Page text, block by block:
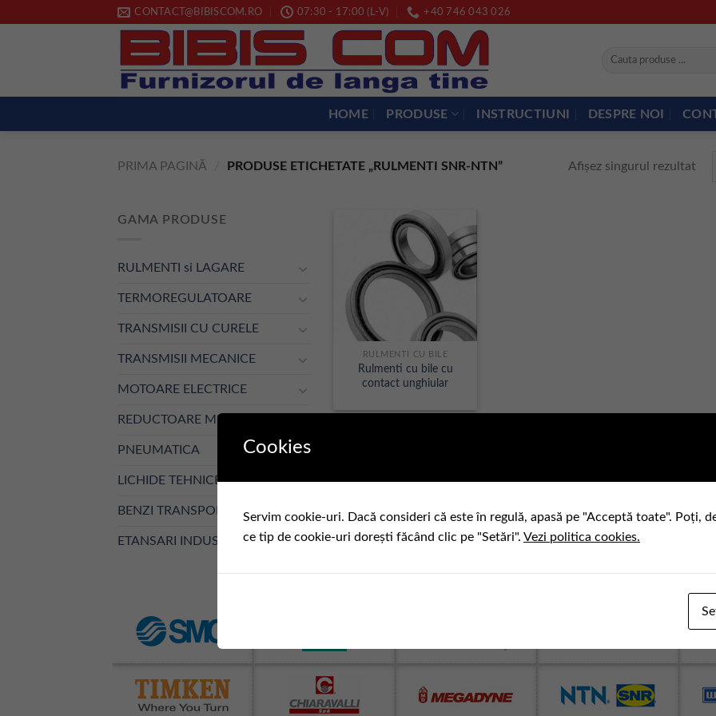
CONTACT@BIBISCOM.RO 07:30 - 17:00 (L-V) +40 746 043 026
Caută
HOME PRODUSE INSTRUCTIUNI DESPRE NOI
PRIMA PAGINĂ PRODUSE ETICHETATE „RULMENTI SNR-NTN” Afișez singurul rezultat
GAMA PRODUSE
RULMENTI si LAGARE
TERMOREGULATOARE
TRANSMISII CU CURELE
TRANSMISII MECANICE
MOTOARE ELECTRICE
REDUCTOARE MECANICE
PNEUMATICA
LICHIDE TEHNICE
BENZI TRANSPORTOARE
ETANSARI INDUSTRIALE
RULMENTI CU BILE
Rulmenti cu bile cu
contact unghiular
Cookies
Servim cookie-uri. Dacă consideri că este în regulă, apasă pe "Acceptă toate". Poți,
ce tip de cookie-uri dorești făcând clic pe "Setări". Vezi politica cookies.